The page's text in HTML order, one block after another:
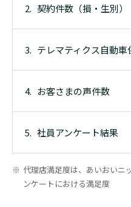
契約件数（損・生別）
テレマティクス自動
お客さまの声件数
社員アンケート結果
代理店満足度は、あいおいニ
ンケートにおける満足度